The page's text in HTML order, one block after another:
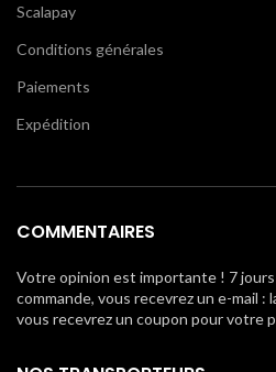
Scalapay
Conditions générales
Paiements
Expédition
COMMENTAIRES
Votre opinion est importante ! 7
commande, vous recevrez un e-mail :
vous recevrez un coupon pour votre